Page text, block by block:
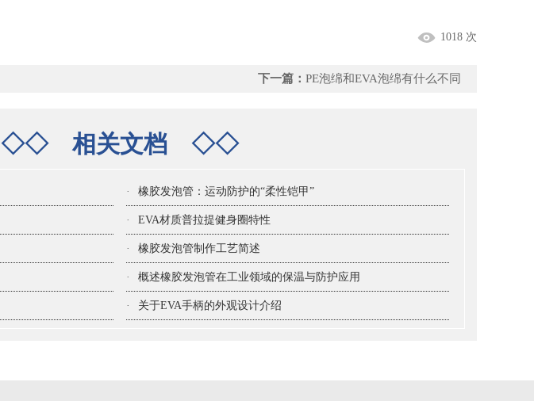
1018 次
下一篇： PE泡绵和EVA泡绵有什么不同
◇◇相关文档 ◇◇
· 橡胶发泡管：运动防护的“柔性铠甲”
· EVA材质普拉提健身圈特性
· 橡胶发泡管制作工艺简述
· 概述橡胶发泡管在工业领域的保温与防护应用
· 关于EVA手柄的外观设计介绍